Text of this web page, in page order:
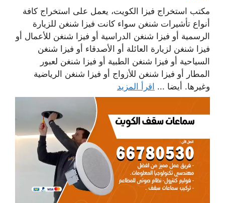
مكتب استخراج فيزا الكويت، يعمل على استخراج كافة
أنواع تأشيرات شنغن سواء كانت فيزا شنغن للزيارة
الرسمية أو فيزا شنغن الدراسية أو فيزا شنغن للأعمال أو
فيزا شنغن لزيارة العائلة أو الأصدقاء أو فيزا شنغن
السياحية أو فيزا شنغن الطبية أو فيزا شنغن لعبور
المطار أو فيزا شنغن للأزواج أو فيزا شنغن الرياضية
وغيرها. أيضا ... اقرأ المزيد